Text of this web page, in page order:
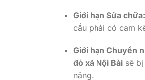
Giới hạn Sửa chữa:
cầu phải có cam
Giới hạn Chuyển
đỏ xã Nội Bàisẽ bị
năng.